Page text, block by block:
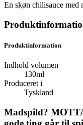
En skøn chilisauce med
Produktinformation
Indhold volumen
130ml
Produceret i
Tyskland
Madspild?